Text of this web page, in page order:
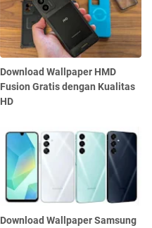
Download Wallpaper HMD
Fusion Gratis dengan Kualitas
HD
Download Wallpaper Samsung